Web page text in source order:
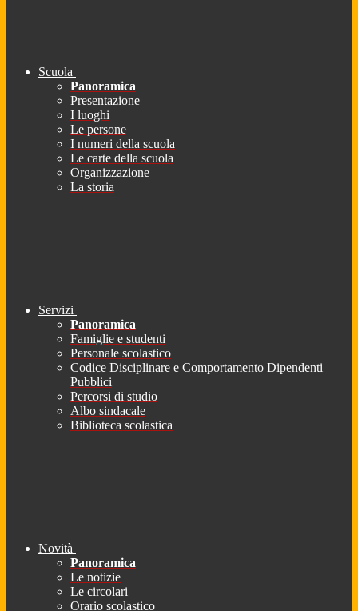
Scuola
Panoramica
Presentazione
I luoghi
Le persone
I numeri della scuola
Le carte della scuola
Organizzazione
La storia
Servizi
Panoramica
Famiglie e studenti
Personale scolastico
Codice Disciplinare e Comportamento Dipendenti
Pubblici
Percorsi di studio
Albo sindacale
Biblioteca scolastica
Novità
Panoramica
Le notizie
Le circolari
Orario scolastico